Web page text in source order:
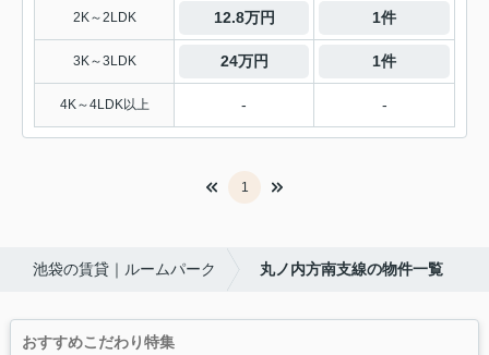
2K～2LDK 12.8万円 1件
3K～3LDK 24万円 1件
4K～4LDK以上 - -
1
池袋の賃貸｜ルームパーク 丸ノ内方南支線の物件一覧
おすすめこだわり特集